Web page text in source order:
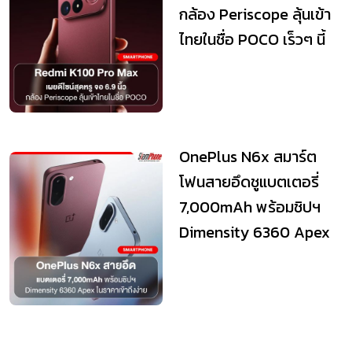
กล้อง Periscope ลุ้นเข้า
ไทยในชื่อ POCO เร็วๆ นี้
OnePlus N6x สมาร์ต
โฟนสายอึดชูแบตเตอรี่
7,000mAh พร้อมชิปฯ
Dimensity 6360 Apex